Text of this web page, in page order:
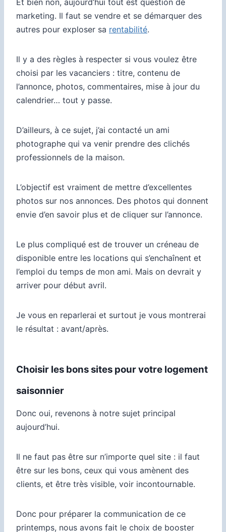
Et bien non, aujourd’hui tout est question de
marketing. Il faut se vendre et se démarquer des
autres pour exploser sa rentabilité.
Il y a des règles à respecter si vous voulez être
choisi par les vacanciers : titre, contenu de
l’annonce, photos, commentaires, mise à jour du
calendrier… tout y passe.
D’ailleurs, à ce sujet, j’ai contacté un ami
photographe qui va venir prendre des clichés
professionnels de la maison.
L’objectif est vraiment de mettre d’excellentes
photos sur nos annonces. Des photos qui donnent
envie d’en savoir plus et de cliquer sur l’annonce.
Le plus compliqué est de trouver un créneau de
disponible entre les locations qui s’enchaînent et
l’emploi du temps de mon ami. Mais on devrait y
arriver pour début avril.
Je vous en reparlerai et surtout je vous montrerai
le résultat : avant/après.
Choisir les bons sites pour votre logement
saisonnier
Donc oui, revenons à notre sujet principal
aujourd’hui.
Il ne faut pas être sur n’importe quel site : il faut
être sur les bons, ceux qui vous amènent des
clients, et être très visible, voir incontournable.
Donc pour préparer la communication de ce
printemps, nous avons fait le choix de booster